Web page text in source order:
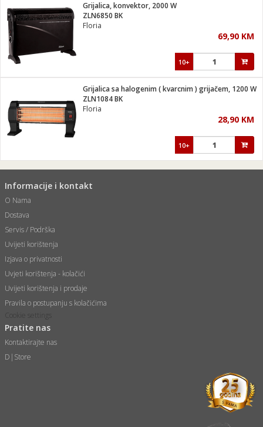
Grijalica, konvektor, 2000 W
ZLN6850 BK
Floria
69,90 KM
10+
Grijalica sa halogenim ( kvarcnim ) grijačem, 1200 W
ZLN1084 BK
Floria
28,90 KM
10+
Informacije i kontakt
O Nama
Dostava
Servis / Podrška
Uvijeti korištenja
Izjava o privatnosti
Uvjeti korištenja - kolačići
Uvijeti korištenja i prodaje
Pravila o postupanju s kolačićima
Cookie settings
Pratite nas
Kontaktirajte nas
D|Store